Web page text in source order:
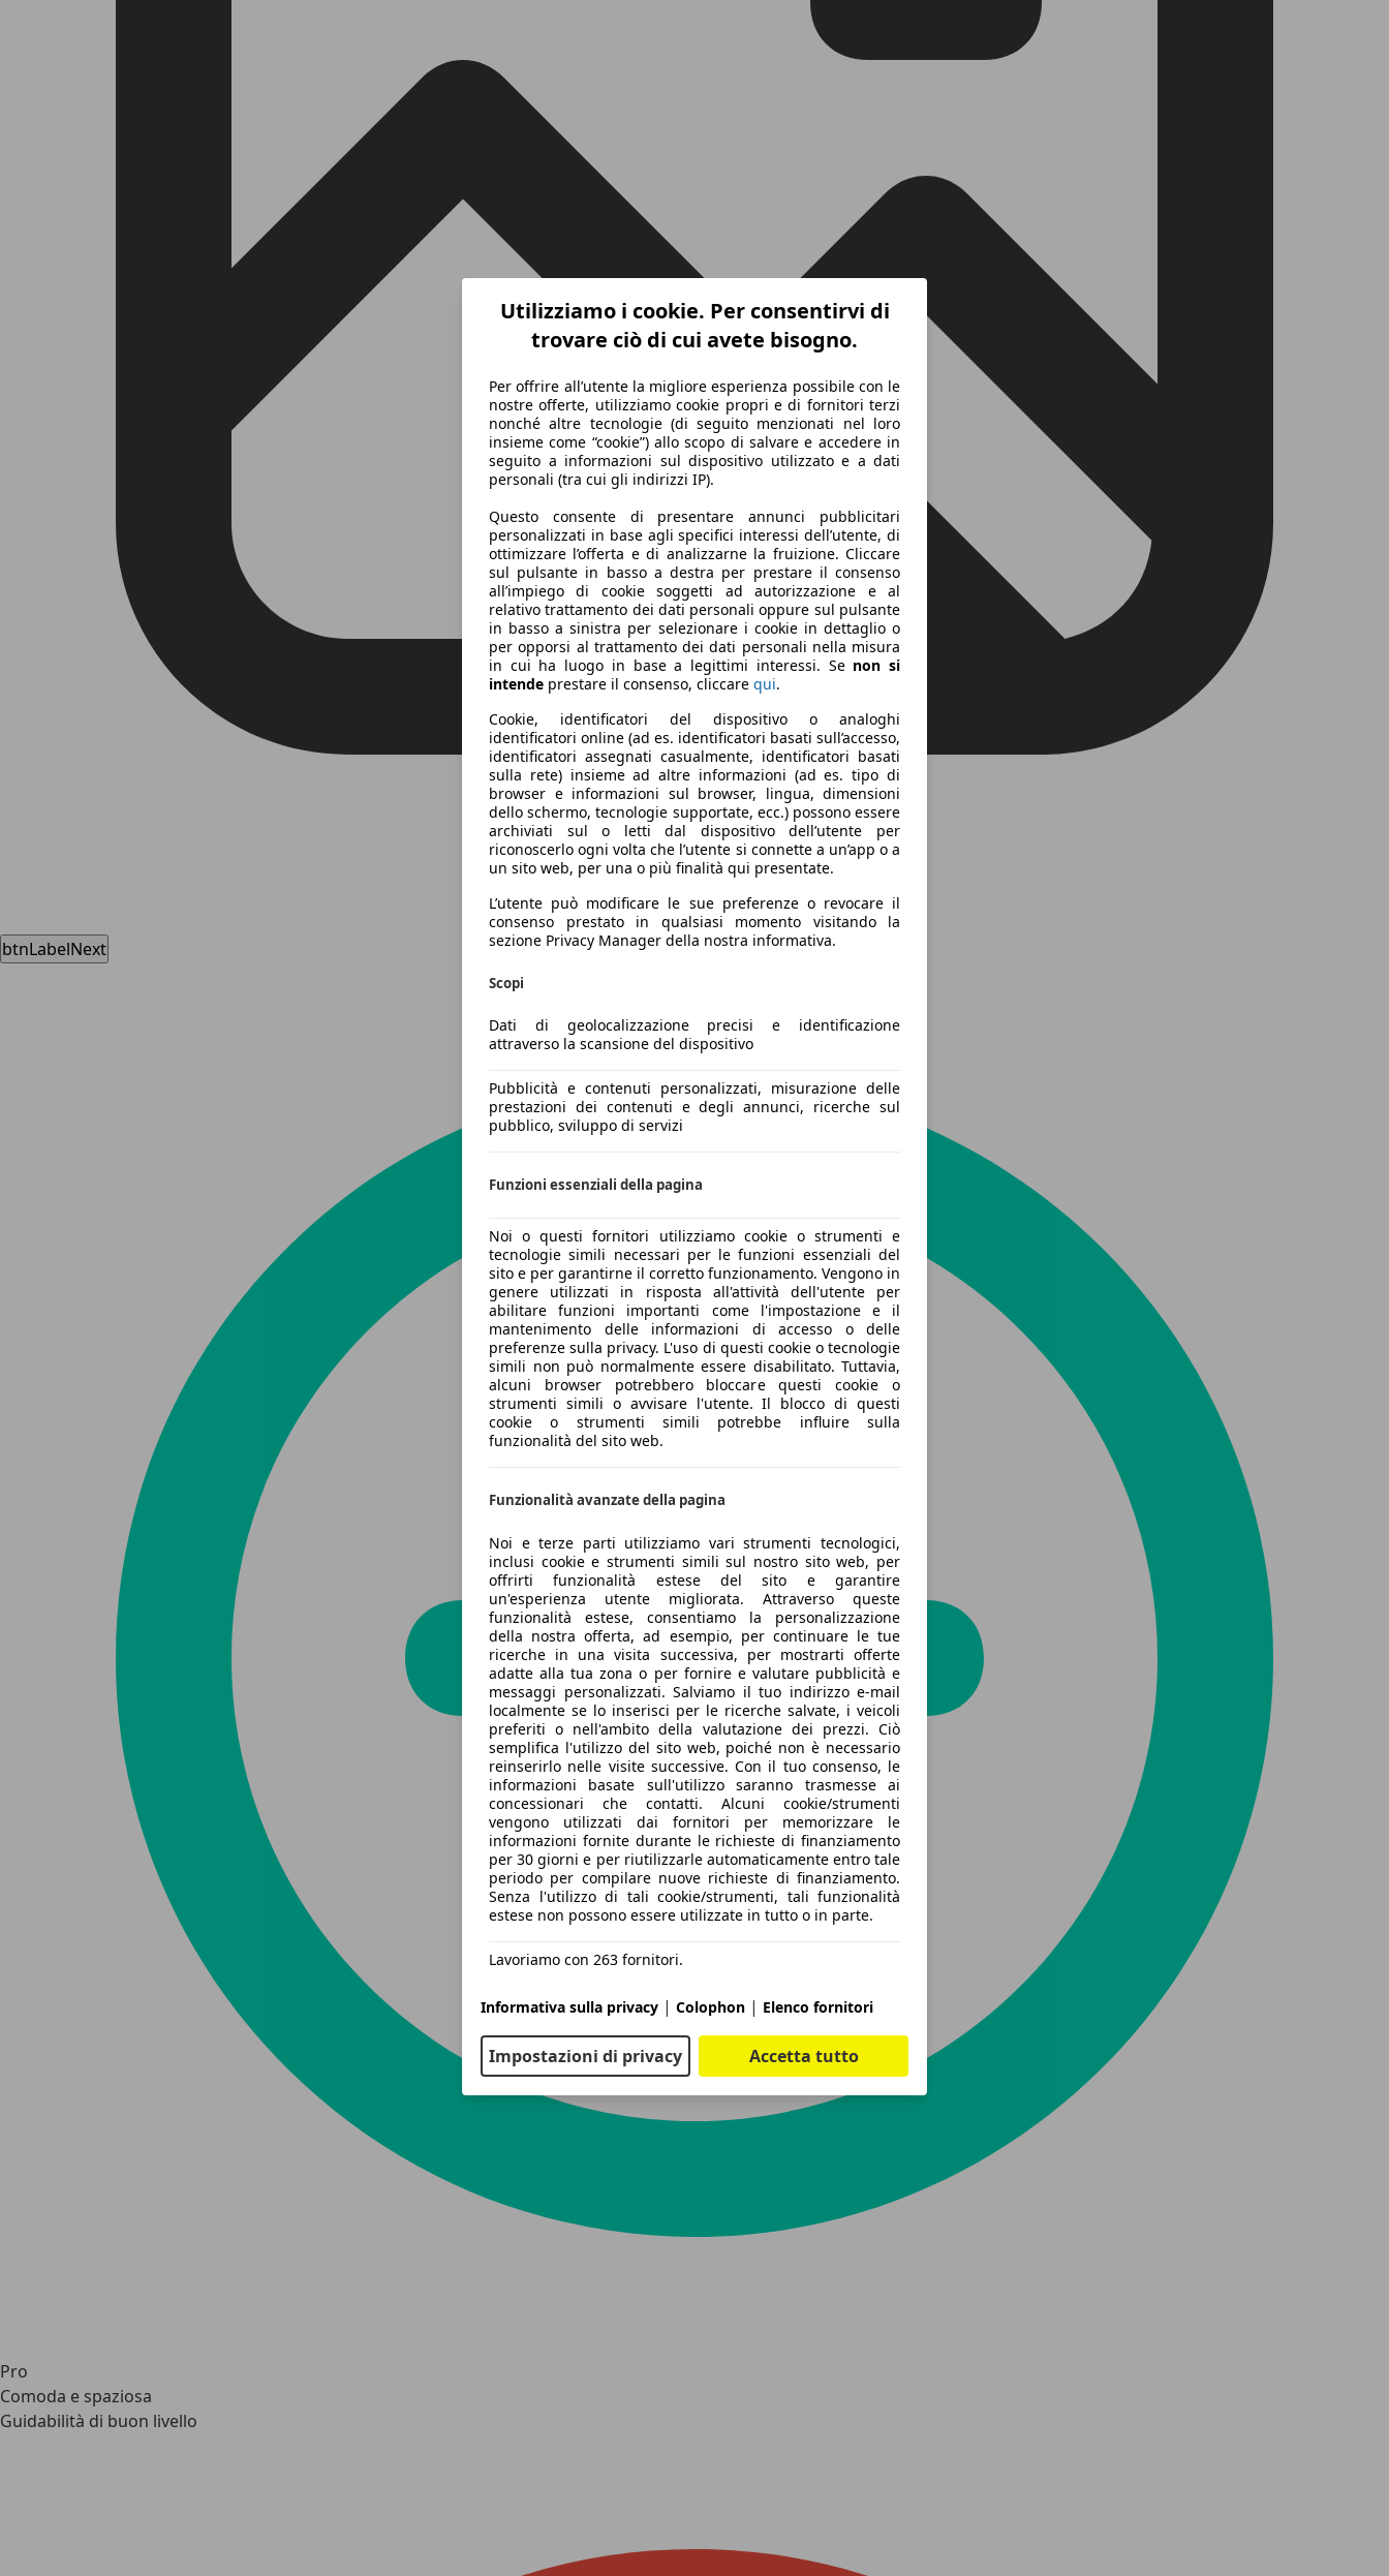
btnLabelNext
Pro
Comoda e spaziosa
Guidabilità di buon livello
Utilizziamo i cookie. Per consentirvi di
trovare ciò di cui avete bisogno.
Per offrire all’utente la migliore esperienza possibile con le
nostre offerte, utilizziamo cookie propri e di fornitori terzi
nonché altre tecnologie (di seguito menzionati nel loro
insieme come “cookie”) allo scopo di salvare e accedere in
seguito a informazioni sul dispositivo utilizzato e a dati
personali (tra cui gli indirizzi IP).
Questo consente di presentare annunci pubblicitari
personalizzati in base agli specifici interessi dell’utente, di
ottimizzare l’offerta e di analizzarne la fruizione. Cliccare
sul pulsante in basso a destra per prestare il consenso
all’impiego di cookie soggetti ad autorizzazione e al
relativo trattamento dei dati personali oppure sul pulsante
in basso a sinistra per selezionare i cookie in dettaglio o
per opporsi al trattamento dei dati personali nella misura
in cui ha luogo in base a legittimi interessi. Se non si
intende prestare il consenso, cliccare qui.
Cookie, identificatori del dispositivo o analoghi
identificatori online (ad es. identificatori basati sull’accesso,
identificatori assegnati casualmente, identificatori basati
sulla rete) insieme ad altre informazioni (ad es. tipo di
browser e informazioni sul browser, lingua, dimensioni
dello schermo, tecnologie supportate, ecc.) possono essere
archiviati sul o letti dal dispositivo dell’utente per
riconoscerlo ogni volta che l’utente si connette a un’app o a
un sito web, per una o più finalità qui presentate.
L’utente può modificare le sue preferenze o revocare il
consenso prestato in qualsiasi momento visitando la
sezione Privacy Manager della nostra informativa.
Scopi
Dati di geolocalizzazione precisi e identificazione
attraverso la scansione del dispositivo
Pubblicità e contenuti personalizzati, misurazione delle
prestazioni dei contenuti e degli annunci, ricerche sul
pubblico, sviluppo di servizi
Funzioni essenziali della pagina
Noi o questi fornitori utilizziamo cookie o strumenti e
tecnologie simili necessari per le funzioni essenziali del
sito e per garantirne il corretto funzionamento. Vengono in
genere utilizzati in risposta all'attività dell'utente per
abilitare funzioni importanti come l'impostazione e il
mantenimento delle informazioni di accesso o delle
preferenze sulla privacy. L'uso di questi cookie o tecnologie
simili non può normalmente essere disabilitato. Tuttavia,
alcuni browser potrebbero bloccare questi cookie o
strumenti simili o avvisare l'utente. Il blocco di questi
cookie o strumenti simili potrebbe influire sulla
funzionalità del sito web.
Funzionalità avanzate della pagina
Noi e terze parti utilizziamo vari strumenti tecnologici,
inclusi cookie e strumenti simili sul nostro sito web, per
offrirti funzionalità estese del sito e garantire
un'esperienza utente migliorata. Attraverso queste
funzionalità estese, consentiamo la personalizzazione
della nostra offerta, ad esempio, per continuare le tue
ricerche in una visita successiva, per mostrarti offerte
adatte alla tua zona o per fornire e valutare pubblicità e
messaggi personalizzati. Salviamo il tuo indirizzo e-mail
localmente se lo inserisci per le ricerche salvate, i veicoli
preferiti o nell'ambito della valutazione dei prezzi. Ciò
semplifica l'utilizzo del sito web, poiché non è necessario
reinserirlo nelle visite successive. Con il tuo consenso, le
informazioni basate sull'utilizzo saranno trasmesse ai
concessionari che contatti. Alcuni cookie/strumenti
vengono utilizzati dai fornitori per memorizzare le
informazioni fornite durante le richieste di finanziamento
per 30 giorni e per riutilizzarle automaticamente entro tale
periodo per compilare nuove richieste di finanziamento.
Senza l'utilizzo di tali cookie/strumenti, tali funzionalità
estese non possono essere utilizzate in tutto o in parte.
Lavoriamo con 263 fornitori.
Informativa sulla privacy | Colophon | Elenco fornitori
Impostazioni di privacy Accetta tutto